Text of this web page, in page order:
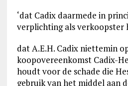
‘dat Cadix daarmede in
verplichting als verkoopster
dat A.E.H. Cadix niettemin
koopovereenkomst Cadix-
houdt voor de schade die
gebruik van het middel aan